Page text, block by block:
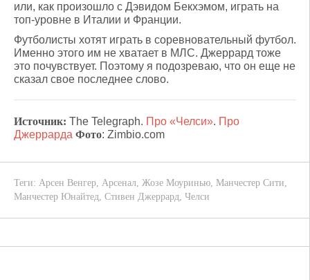
или, как произошло с Дэвидом Бекхэмом, играть на
топ-уровне в Италии и Франции.
Футболисты хотят играть в соревновательный футбол.
Именно этого им не хватает в МЛС. Джеррард тоже
это почувствует. Поэтому я подозреваю, что он еще не
сказал свое последнее слово.
Источник: The Telegraph. Про «Челси». Про
Джеррарда Фото: Zimbio.com
Теги: Арсен Венгер, Арсенал, Жозе Моуринью, Манчестер Сити,
Манчестер Юнайтед, Стивен Джеррард, Челси